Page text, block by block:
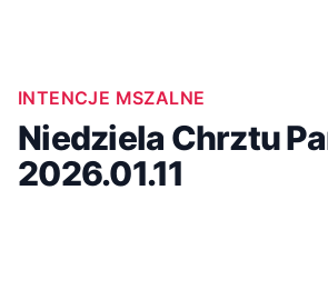
INTENCJE MSZALNE
Niedziela Chrztu
2026.01.11